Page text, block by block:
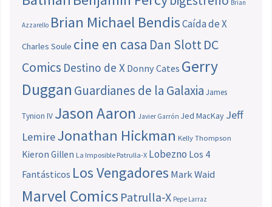
Brian
Azzarello Brian Michael BendisCaída de X
Charles Soule cine en casa Dan SlottDC
Comics Destino de X Donny Cates Gerry
Duggan Guardianes de la Galaxia James
Tynion IV Jason Aaron Javier Garrón Jed MacKay Jeff
LemireJonathan Hickman Kelly Thompson
Kieron Gillen La Imposible Patrulla-X Lobezno Los 4
Fantásticos Los Vengadores Mark Waid
Marvel Comics Patrulla-X Pepe Larraz